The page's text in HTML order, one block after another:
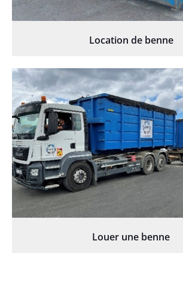
Location de benne
Louer une benne